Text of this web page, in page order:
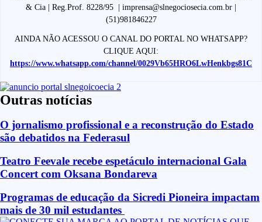
& Cia | Reg.Prof. 8228/95 | imprensa@slnegociosecia.com.br |
(51)981846227
AINDA NÃO ACESSOU O CANAL DO PORTAL NO WHATSAPP?
CLIQUE AQUI:
https://www.whatsapp.com/channel/0029Vb65HRO6LwHenkbgs81C
Outras notícias
O jornalismo profissional e a reconstrução do Estado
são debatidos na Federasul
Teatro Feevale recebe espetáculo internacional Gala
Concert com Oksana Bondareva
Programas de educação da Sicredi Pioneira impactam
mais de 30 mil estudantes